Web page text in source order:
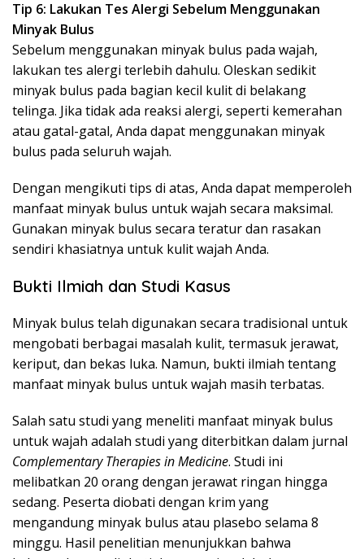
Tip 6: Lakukan Tes Alergi Sebelum Menggunakan
Minyak Bulus
Sebelum menggunakan minyak bulus pada wajah,
lakukan tes alergi terlebih dahulu. Oleskan sedikit
minyak bulus pada bagian kecil kulit di belakang
telinga. Jika tidak ada reaksi alergi, seperti kemerahan
atau gatal-gatal, Anda dapat menggunakan minyak
bulus pada seluruh wajah.
Dengan mengikuti tips di atas, Anda dapat memperoleh
manfaat minyak bulus untuk wajah secara maksimal.
Gunakan minyak bulus secara teratur dan rasakan
sendiri khasiatnya untuk kulit wajah Anda.
Bukti Ilmiah dan Studi Kasus
Minyak bulus telah digunakan secara tradisional untuk
mengobati berbagai masalah kulit, termasuk jerawat,
keriput, dan bekas luka. Namun, bukti ilmiah tentang
manfaat minyak bulus untuk wajah masih terbatas.
Salah satu studi yang meneliti manfaat minyak bulus
untuk wajah adalah studi yang diterbitkan dalam jurnal
Complementary Therapies in Medicine. Studi ini
melibatkan 20 orang dengan jerawat ringan hingga
sedang. Peserta diobati dengan krim yang
mengandung minyak bulus atau plasebo selama 8
minggu. Hasil penelitian menunjukkan bahwa